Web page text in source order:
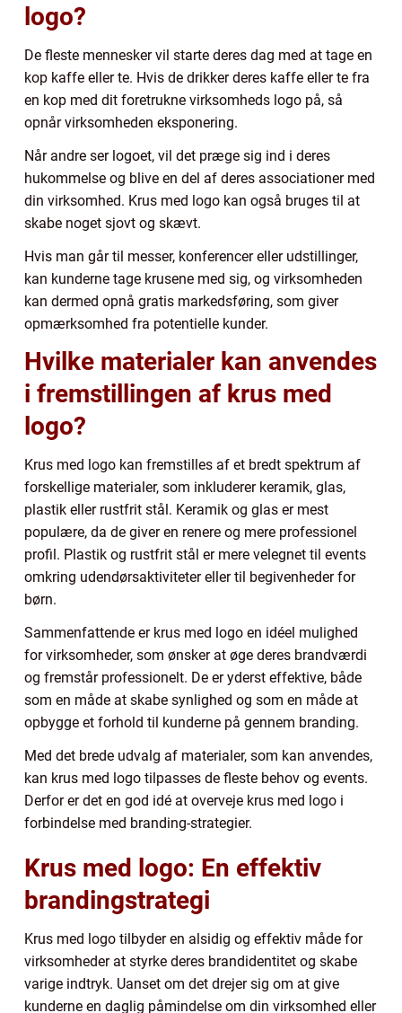
logo?
De fleste mennesker vil starte deres dag med at tage en
kop kaffe eller te. Hvis de drikker deres kaffe eller te fra
en kop med dit foretrukne virksomheds logo på, så
opnår virksomheden eksponering.
Når andre ser logoet, vil det præge sig ind i deres
hukommelse og blive en del af deres associationer med
din virksomhed. Krus med logo kan også bruges til at
skabe noget sjovt og skævt.
Hvis man går til messer, konferencer eller udstillinger,
kan kunderne tage krusene med sig, og virksomheden
kan dermed opnå gratis markedsføring, som giver
opmærksomhed fra potentielle kunder.
Hvilke materialer kan anvendes
i fremstillingen af krus med
logo?
Krus med logo kan fremstilles af et bredt spektrum af
forskellige materialer, som inkluderer keramik, glas,
plastik eller rustfrit stål. Keramik og glas er mest
populære, da de giver en renere og mere professionel
profil. Plastik og rustfrit stål er mere velegnet til events
omkring udendørsaktiviteter eller til begivenheder for
børn.
Sammenfattende er krus med logo en idéel mulighed
for virksomheder, som ønsker at øge deres brandværdi
og fremstår professionelt. De er yderst effektive, både
som en måde at skabe synlighed og som en måde at
opbygge et forhold til kunderne på gennem branding.
Med det brede udvalg af materialer, som kan anvendes,
kan krus med logo tilpasses de fleste behov og events.
Derfor er det en god idé at overveje krus med logo i
forbindelse med branding-strategier.
Krus med logo: En effektiv
brandingstrategi
Krus med logo tilbyder en alsidig og effektiv måde for
virksomheder at styrke deres brandidentitet og skabe
varige indtryk. Uanset om det drejer sig om at give
kunderne en daglig påmindelse om din virksomhed eller